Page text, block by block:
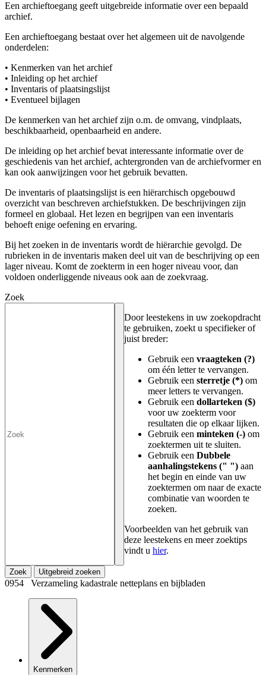
Een archieftoegang geeft uitgebreide informatie over een bepaald
archief.
Een archieftoegang bestaat over het algemeen uit de navolgende
onderdelen:
• Kenmerken van het archief
• Inleiding op het archief
• Inventaris of plaatsingslijst
• Eventueel bijlagen
De kenmerken van het archief zijn o.m. de omvang, vindplaats,
beschikbaarheid, openbaarheid en andere.
De inleiding op het archief bevat interessante informatie over de
geschiedenis van het archief, achtergronden van de archiefvormer en
kan ook aanwijzingen voor het gebruik bevatten.
De inventaris of plaatsingslijst is een hiërarchisch opgebouwd
overzicht van beschreven archiefstukken. De beschrijvingen zijn
formeel en globaal. Het lezen en begrijpen van een inventaris
behoeft enige oefening en ervaring.
Bij het zoeken in de inventaris wordt de hiërarchie gevolgd. De
rubrieken in de inventaris maken deel uit van de beschrijving op een
lager niveau. Komt de zoekterm in een hoger niveau voor, dan
voldoen onderliggende niveaus ook aan de zoekvraag.
Zoek
Door leestekens in uw zoekopdracht
te gebruiken, zoekt u specifieker of
juist breder:
Gebruik een vraagteken (?)
om één letter te vervangen.
Gebruik een sterretje (*) om
meer letters te vervangen.
Gebruik een dollarteken ($)
voor uw zoekterm voor
resultaten die op elkaar lijken.
Gebruik een minteken (-) om
zoektermen uit te sluiten.
Gebruik een Dubbele
aanhalingstekens (" ") aan
het begin en einde van uw
zoektermen om naar de exacte
combinatie van woorden te
zoeken.
Voorbeelden van het gebruik van
deze leestekens en meer zoektips
vindt u hier.
Zoek Uitgebreid zoeken
0954 Verzameling kadastrale netteplans en bijbladen
Kenmerken